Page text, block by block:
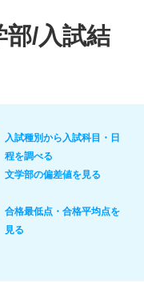
部/入試結
入試種別から入試科目・日
程を調べる
文学部の偏差値を見る
合格最低点・合格平均点を
見る